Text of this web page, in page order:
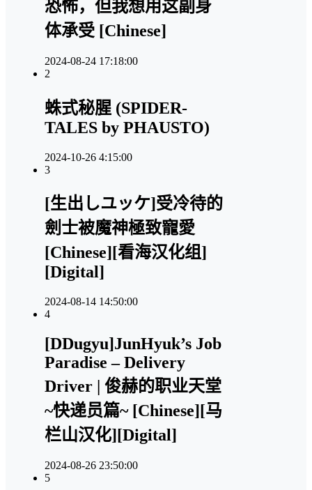
恐怖，但我想用这副身
体承受 [Chinese]
2024-08-24 17:18:00
2
蛛式秘腥 (SPIDER-
TALES by PHAUSTO)
2024-10-26 4:15:00
3
[生出しユッケ]受冷待的
劍士被魔神極致寵愛
[Chinese][看海汉化组]
[Digital]
2024-08-14 14:50:00
4
[DDugyu]JunHyuk’s Job
Paradise – Delivery
Driver | 俊赫的职业天堂
~快递员篇~ [Chinese][马
栏山汉化][Digital]
2024-08-26 23:50:00
5